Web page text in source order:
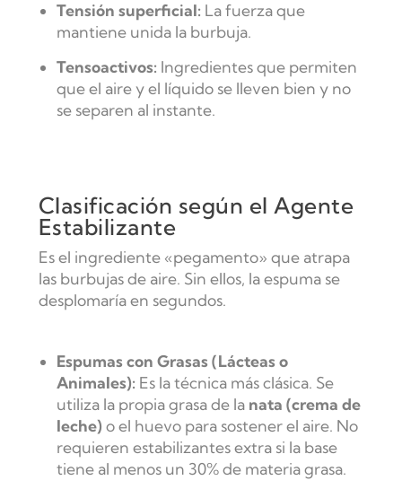
Tensión superficial: La fuerza que
mantiene unida la burbuja.
Tensoactivos: Ingredientes que permiten
que el aire y el líquido se lleven bien y no
se separen al instante.
Clasificación según el Agente
Estabilizante
Es el ingrediente «pegamento» que atrapa
las burbujas de aire. Sin ellos, la espuma se
desplomaría en segundos.
Espumas con Grasas (Lácteas o
Animales): Es la técnica más clásica. Se
utiliza la propia grasa de la nata (crema de
leche) o el huevo para sostener el aire. No
requieren estabilizantes extra si la base
tiene al menos un 30% de materia grasa.